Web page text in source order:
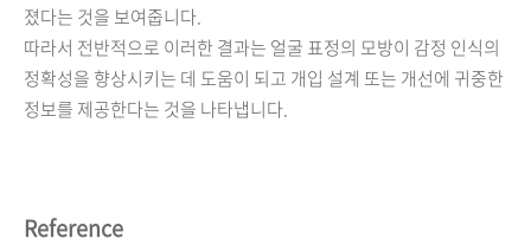
졌다는 것을 보여줍니다.
따라서 전반적으로 이러한 결과는 얼굴 표정의 모방이 감정 인식의
정확성을 향상시키는 데 도움이 되고 개입 설계 또는 개선에 귀중한
정보를 제공한다는 것을 나타냅니다.
Reference